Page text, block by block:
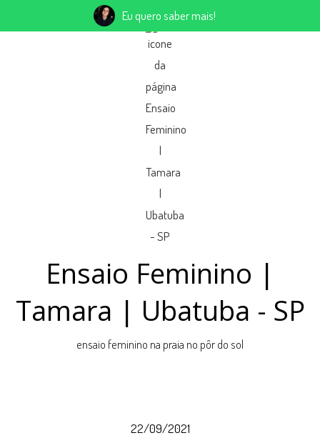
Ensaio Feminino |
Tamara | Ubatuba - SP
ensaio feminino na praia no pôr do sol
22/09/2021
Eu quero saber mais!